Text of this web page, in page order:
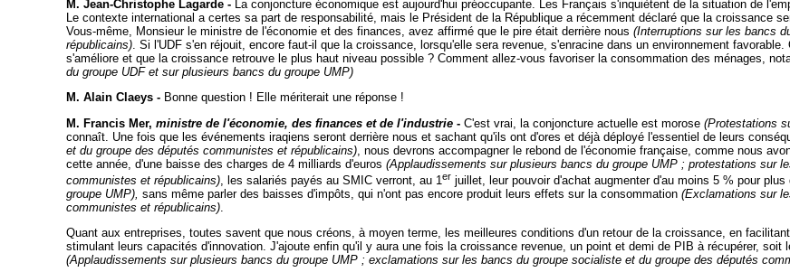
M. Jean-Christophe Lagarde -La conjoncture économique est aujourd'hui préoccupante. Les Français s'inquiètent de la situation de
Le contexte international a certes sa part de responsabilité, mais le Président de la République a récemment déclaré que la croissance
Vous-même, Monsieur le ministre de l'économie et des finances, avez affirmé que le pire était derrière nous (Interruptions sur les bancs
républicains). Si l'UDF s'en réjouit, encore faut-il que la croissance, lorsqu'elle sera revenue, s'enracine dans un environnement
s'améliore et que la croissance retrouve le plus haut niveau possible ? Comment allez-vous favoriser la consommation des ménages,
du groupe UDF et sur plusieurs bancs du groupe UMP)
M. Alain Claeys -Bonne question ! Elle mériterait une réponse !
M. Francis Mer, ministre de l'économie, des finances et de l'industrie-C'est vrai, la conjoncture actuelle est morose (Protestations
connaît. Une fois que les événements iraqiens seront derrière nous et sachant qu'ils ont d'ores et déjà déployé l'essentiel de leurs
et du groupe des députés communistes et républicains), nous devrons accompagner le rebond de l'économie française, comme nous
cette année, d'une baisse des charges de 4 milliards d'euros (Applaudissements sur plusieurs bancs du groupe UMP ; protestations sur
communistes et républicains), les salariés payés au SMIC verront, au 1er juillet, leur pouvoir d'achat augmenter d'au moins 5 % pour
groupe UMP), sans même parler des baisses d'impôts, qui n'ont pas encore produit leurs effets sur la consommation (Exclamations sur
communistes et républicains).
Quant aux entreprises, toutes savent que nous créons, à moyen terme, les meilleures conditions d'un retour de la croissance, en
stimulant leurs capacités d'innovation. J'ajoute enfin qu'il y aura une fois la croissance revenue, un point et demi de PIB à récupérer,
(Applaudissements sur plusieurs bancs du groupe UMP ; exclamations sur les bancs du groupe socialiste et du groupe des députés